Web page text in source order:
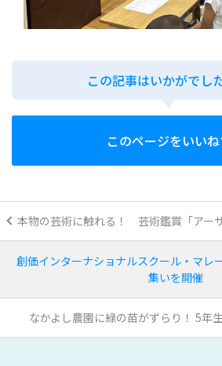
この記事はいかがでし
このページをいい
本物の芸術に触れる！ 芸術鑑賞「アー
創価インターナショナルスクール・マレ
集いを開催
なかよし農園に緑の苗がずらり！ 5年